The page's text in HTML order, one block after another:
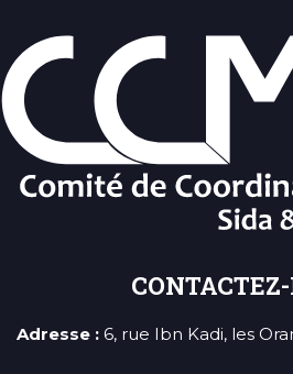
Adresse : 6, rue Ibn Kadi, les